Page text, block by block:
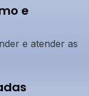
e
e atender as